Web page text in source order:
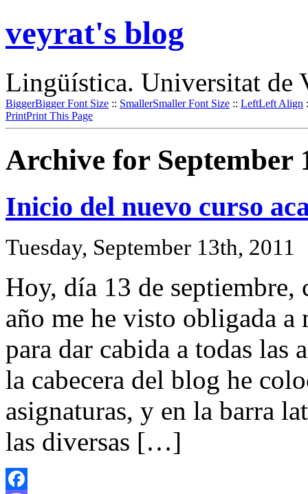
veyrat's blog
Lingüística. Universitat de
BiggerBigger Font Size :: SmallerSmaller Font Size :: LeftLeft Align
PrintPrint This Page
Archive for September
Inicio del nuevo curso
Tuesday, September 13th, 2011
Hoy, día 13 de septiembre,
año me he visto obligada
para dar cabida a todas las
la cabecera del blog he
asignaturas, y en la barra
las diversas […]